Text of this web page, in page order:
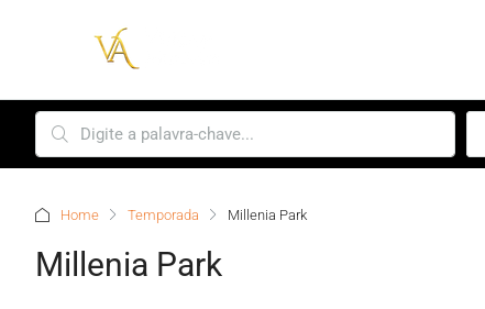
Home Temporada Millenia Park
Millenia Park